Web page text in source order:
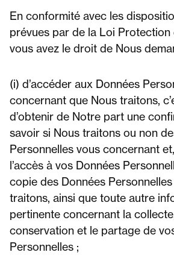
En conformité avec les
prévues par de la Loi Protection
vous avez le droit de Nous
(i) d’accéder aux Données
concernant que Nous traitons,
d’obtenir de Notre part une
savoir si Nous traitons ou non
Personnelles vous concernant
l’accès à vos Données
copie des Données
traitons, ainsi que toute autre
pertinente concernant la
conservation et le partage de
Personnelles ;